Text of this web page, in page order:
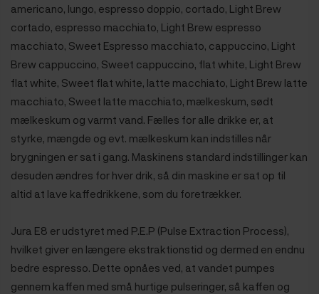
americano, lungo, espresso doppio, cortado, Light Brew
cortado, espresso macchiato, Light Brew espresso
macchiato, Sweet Espresso macchiato, cappuccino, Light
Brew cappuccino, Sweet cappuccino, flat white, Light Brew
flat white, Sweet flat white, latte macchiato, Light Brew latte
macchiato, Sweet latte macchiato, mælkeskum, sødt
mælkeskum og varmt vand. Fælles for alle drikke er, at
styrke, mængde og evt. mælkeskum kan indstilles når
brygningen er sat i gang. Maskinens standard indstillinger kan
desuden ændres for hver drik, så din maskine er sat op til
altid at lave kaffedrikkene, som du foretrækker.
Jura E8 er udstyret med P.E.P (Pulse Extraction Process),
hvilket giver en længere ekstraktionstid og dermed en endnu
bedre espresso. Dette opnåes ved, at vandet pumpes
gennem kaffen med små hurtige pulseringer, så kaffen og